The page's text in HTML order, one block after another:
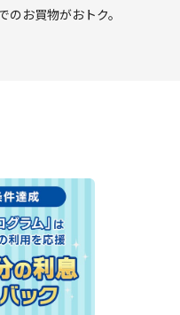
のお買物がおトク。